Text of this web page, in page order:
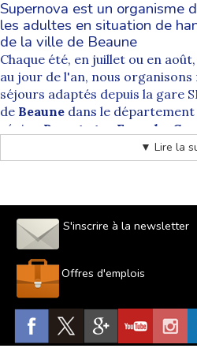
Supernova est un organisme
les adultes en situation de
de la ville de Beaune
Chaque été, en juillet ou en
au jour de l'an, nous
séjours adaptés depuis la gare
de Beaune dans le département
région Bourgogne Franche
Nos départs sont
des animateurs spécialement
destinations. Les départs de la
soumis à un supplément qui
de train aller et retour et à
équipes d'animateurs.
Comment se déroule les
par Supernova séjour adapté
Beaune, ses vignobles, son
ramparts, ses vins, et bien
▼ Lire la
S'inscrire à la newsletter
Offres d'emplois